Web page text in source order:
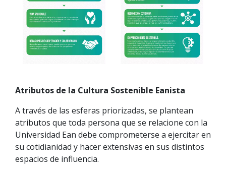
Atributos de la Cultura Sostenible Eanista
A través de las esferas priorizadas, se plantean
atributos que toda persona que se relacione con la
Universidad Ean debe comprometerse a ejercitar en
su cotidianidad y hacer extensivas en sus distintos
espacios de influencia.